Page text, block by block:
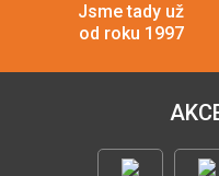
Jsme tady už
od roku 1997